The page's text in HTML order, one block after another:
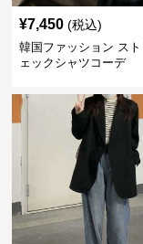
¥7,450 (税込)
韓国ファッション ス
ェックシャツコーデ